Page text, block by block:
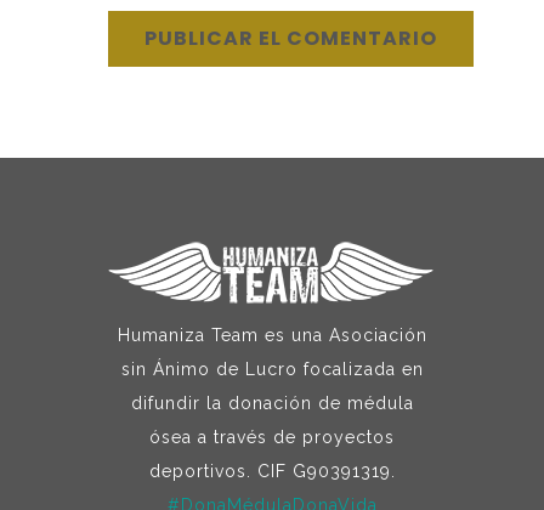
Humaniza Team es una Asociación
sin Ánimo de Lucro focalizada en
difundir la donación de médula
ósea a través de proyectos
deportivos. CIF G90391319.
#DonaMédulaDonaVida